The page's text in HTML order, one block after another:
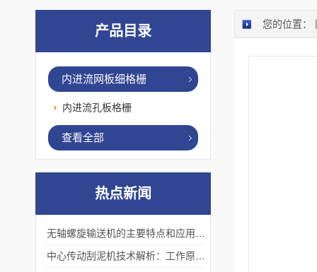
您的位置：
产品目录
内进流网板细格栅
内进流孔板格栅
查看全部
热点新闻